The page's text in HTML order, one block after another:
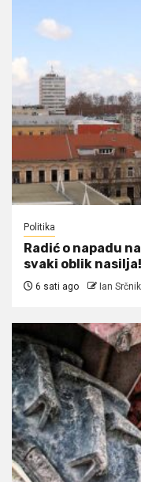
Politika
Radić o napadu
svaki oblik
6 sati ago Ian Srčnik